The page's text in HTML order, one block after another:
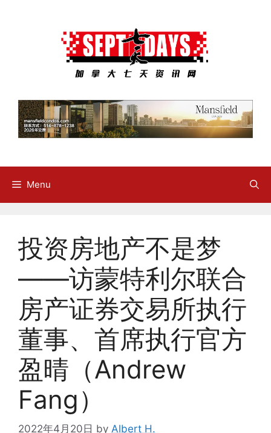
Menu
投资房地产不是梦
——访蒙特利尔联合
房产证券交易所执行
董事、首席执行官方
盈晴（Andrew
Fang）
2022年4月20日 by Albert H.